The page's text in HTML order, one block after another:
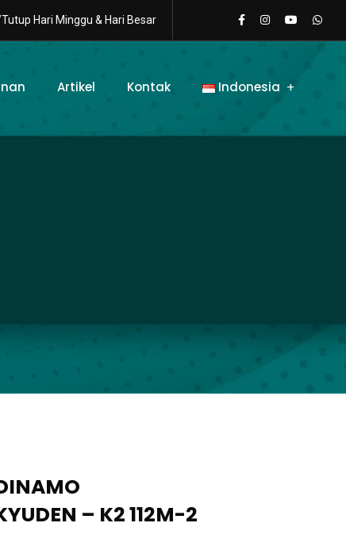
Hari Minggu & Hari Besar
Artikel Kontak Indonesia
– K2 112M-2